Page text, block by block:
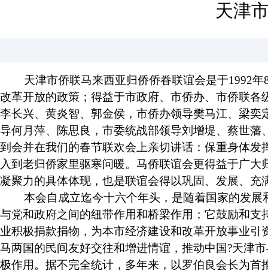
天津
天津市侨联马来西亚归侨侨眷联谊会是于1992年
改革开放的政策；得益于市政府、市侨办、市侨联
李长兴、黄炎智、郭金侯，市侨办领导樊马江、梁
导何月萍、陈思良，市委统战部领导刘增堤、蔡世
到会并在我们的春节联欢会上亲切讲话：保重身体
入到老归侨家里驱寒问暖。马侨联谊会更得益于广
凝聚力的具体体现，也是联谊会得以巩固、发展、充
本会自成立迄今十六个年头，是随着国家的发展
与党和政府之间的纽带作用和桥梁作用；它鼓励和
业积极捐款捐物，为本市经济建设和改革开放事业
马两国的民间友好交往和增进情谊，推动中国?天津
极作用。据不完全统计，多年来，以罗伯良会长为